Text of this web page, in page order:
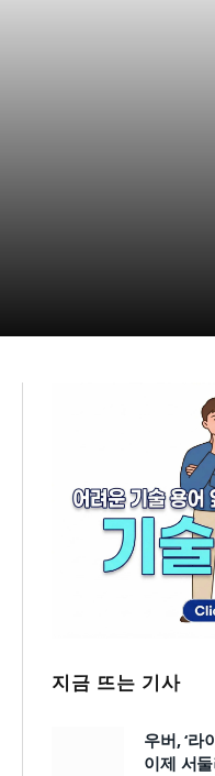
지금 뜨는 기사
우버, ‘라
이제 서